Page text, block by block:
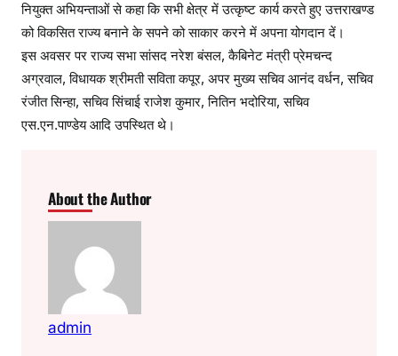
नियुक्त अभियन्ताओं से कहा कि सभी क्षेत्र में उत्कृष्ट कार्य करते हुए उत्तराखण्ड
को विकसित राज्य बनाने के सपने को साकार करने में अपना योगदान दें।
इस अवसर पर राज्य सभा सांसद नरेश बंसल, कैबिनेट मंत्री प्रेमचन्द
अग्रवाल, विधायक श्रीमती सविता कपूर, अपर मुख्य सचिव आनंद वर्धन, सचिव
रंजीत सिन्हा, सचिव सिंचाई राजेश कुमार, नितिन भदोरिया, सचिव
एस.एन.पाण्डेय आदि उपस्थित थे।
About the Author
admin